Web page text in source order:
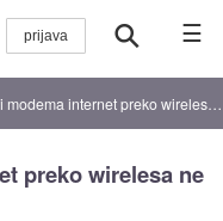
☰
preko wirelesa ne dela (zelo zanimiv problem)
preko wirelesa ne